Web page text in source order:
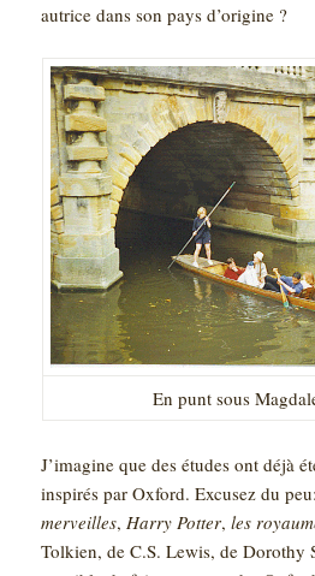
autrice dans son pays d’origine ?
En punt sous
J’imagine que des études ont déjà
inspirés par Oxford. Excusez du
merveilles, Harry Potter,les
Tolkien, de C.S. Lewis, de Dorothy